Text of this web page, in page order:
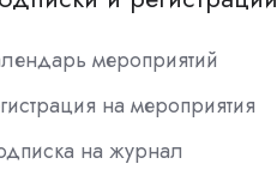
мероприятий
на мероприятия
на журнал